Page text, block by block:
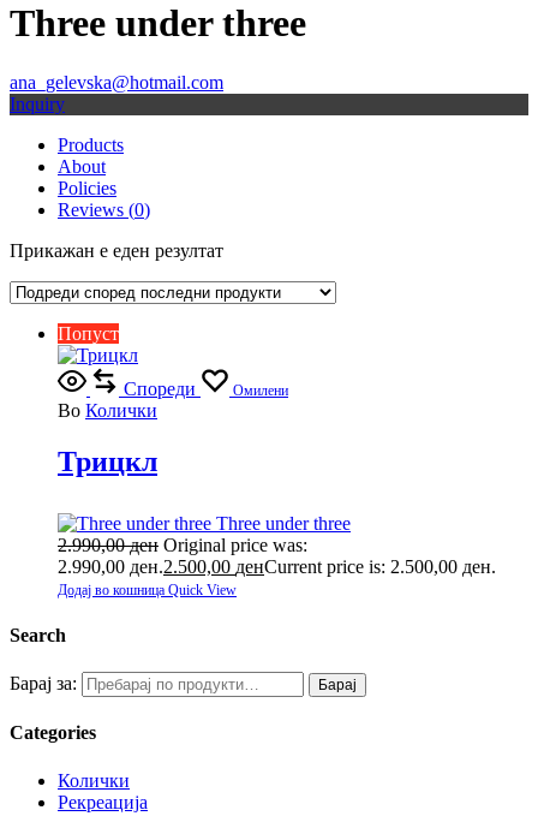
Three under three
ana_gelevska@hotmail.com
Inquiry
Products
About
Policies
Reviews (0)
Прикажан е еден резултат
Попуст
Спореди Омилени
Во Колички
Трицкл
Three under three
2.990,00ден Original price was:
2.990,00 ден.2.500,00 денCurrent price is: 2.500,00 ден.
Додај во кошница Quick View
Search
Барај за: Барај
Categories
Колички
Рекреација